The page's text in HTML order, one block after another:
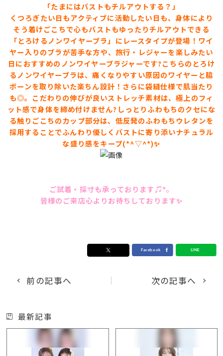
「たまにはバストもチルアウトする？」
くつろぎたい日もアクティブに活動したい日も、身体により
そう着けごこちで心もバストもゆったりチルアウトできる
「とろけるノンワイヤーブラ」にレースタイプが登場！ワイ
ヤー入りのブラが苦手な方や、旅行・レジャーを楽しみたい
日におすすめのノンワイヤーブラジャーです?こちらのとろけ
るノンワイヤーブラは、痛くなりやすい原因のワイヤーと脇
ボーンを取り除いた楽ちん設計！さらに袋縫仕様で肌当たり
も◎。こだわりの伸びが良いストレッチ素材は、極上のフィ
ット感で身体を締め付けません?しっとりふわもちのクセにな
る触りごこちのカップ部分は、低反発のふわもちウレタンを
採用することでふんわり優しくバストに寄り添いナチュラル
な盛り感をキープ(*^▽^*)✨
ご試着・採寸も承っております♫*。
皆様のご来店心よりお待ちしております✨
前の記事へ 次の記事へ
最新記事